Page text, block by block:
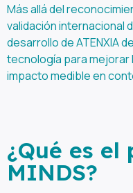
Más allá del
validación internacional
desarrollo de ATENXIA
tecnología para mejorar
impacto medible en
¿Qué es
MINDS?